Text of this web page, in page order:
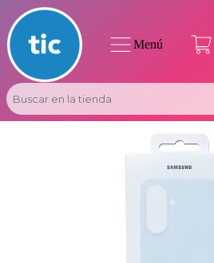
Menú